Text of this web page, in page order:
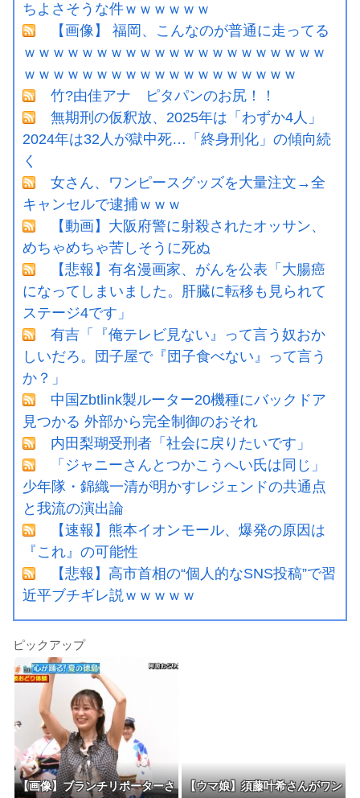
ちよさそうな件ｗｗｗｗｗｗ
【画像】 福岡、こんなのが普通に走ってる
ｗｗｗｗｗｗｗｗｗｗｗｗｗｗｗｗｗｗｗｗｗ
ｗｗｗｗｗｗｗｗｗｗｗｗｗｗｗｗｗｗｗ
竹?由佳アナ ピタパンのお尻！！
無期刑の仮釈放、2025年は「わずか4人」
2024年は32人が獄中死…「終身刑化」の傾向続
く
女さん、ワンピースグッズを大量注文→全
キャンセルで逮捕ｗｗｗ
【動画】大阪府警に射殺されたオッサン、
めちゃめちゃ苦しそうに死ぬ
【悲報】有名漫画家、がんを公表「大腸癌
になってしまいました。肝臓に転移も見られて
ステージ4です」
有吉「『俺テレビ見ない』って言う奴おか
しいだろ。団子屋で『団子食べない』って言う
か？」
中国Zbtlink製ルーター20機種にバックドア
見つかる 外部から完全制御のおそれ
内田梨瑚受刑者「社会に戻りたいです」
「ジャニーさんとつかこうへい氏は同じ」
少年隊・錦織一清が明かすレジェンドの共通点
と我流の演出論
【速報】熊本イオンモール、爆発の原因は
『これ』の可能性
【悲報】高市首相の“個人的なSNS投稿”で習
近平ブチギレ説ｗｗｗｗｗ
ピックアップ
【画像】ブランチリポーターさ
【ウマ娘】須藤叶希さんがワン